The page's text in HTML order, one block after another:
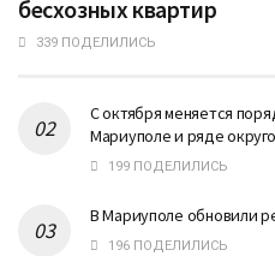
бесхозных квартир
339 ПОДЕЛИЛИСЬ
С октября меняется
Мариуполе и ряде
199 ПОДЕЛИЛИСЬ
В Мариуполе обновили
196 ПОДЕЛИЛИСЬ